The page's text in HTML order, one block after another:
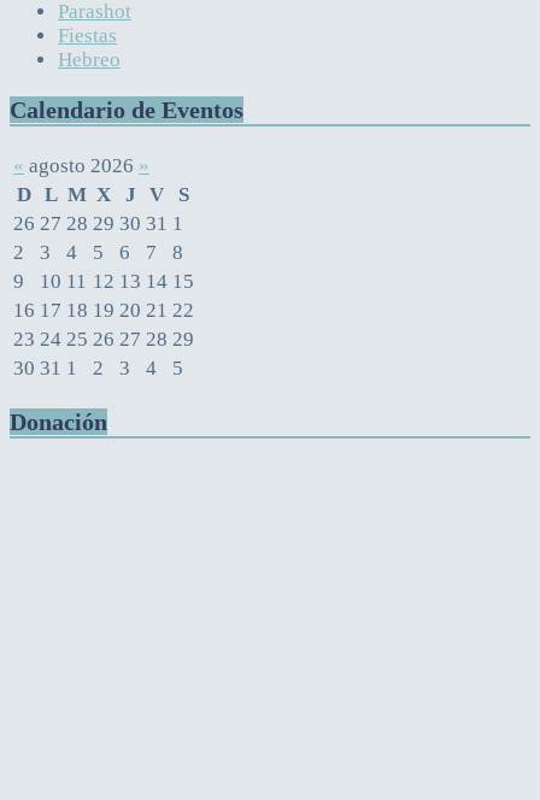
Parashot
Fiestas
Hebreo
Calendario de Eventos
« agosto 2026 »
D L M X J V
S
26 27 28 29 30 31 1
2
3 4 5 6 7
8
9
10 11 12 13 14 15
16 17 18 19 20 21 22
23 24 25 26 27 28 29
30 31 1 2 3 4 5
Donación